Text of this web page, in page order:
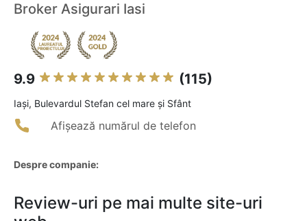
Broker Asigurari Iasi
9.9 (115)
Iaşi, Bulevardul Stefan cel mare și Sfânt
Afișează numărul de telefon
Despre companie:
Review-uri pe mai multe site-uri